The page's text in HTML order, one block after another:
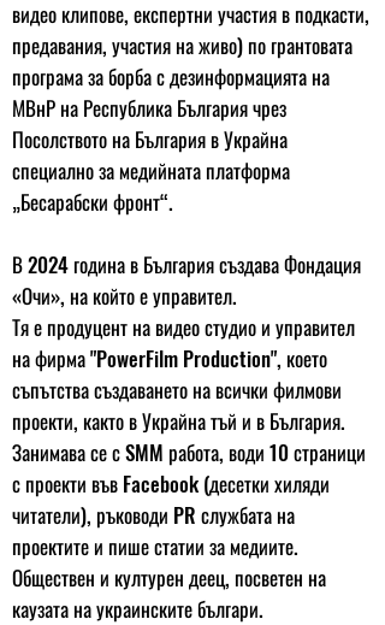
видео клипове, експертни участия в подкасти,
предавания, участия на живо) по грантовата
програма за борба с дезинформацията на
МВнР на Республика България чрез
Посолството на България в Украйна
специално за медийната платформа
„Бесарабски фронт“.
В 2024 година в България създава Фондация
«Очи», на който е управител.
Тя е продуцент на видео студио и управител
на фирма "PowerFilm Production", което
съпътства създаването на всички филмови
проекти, както в Украйна тъй и в България.
Занимава се с SMM работа, води 10 страници
с проекти във Facebook (десетки хиляди
читатели), ръководи PR службата на
проектите и пише статии за медиите.
Обществен и културен деец, посветен на
каузата на украинските българи.